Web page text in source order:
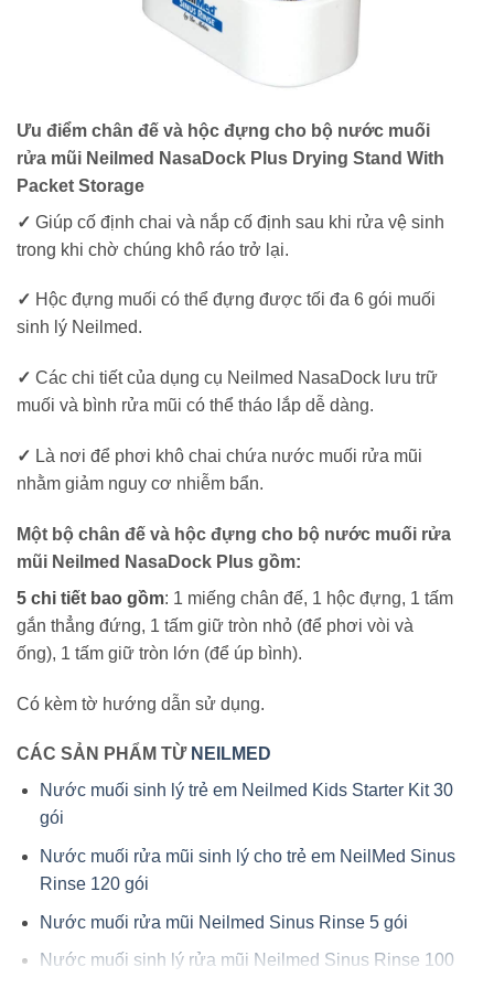
Ưu điểm chân đế và hộc đựng cho bộ nước muối
rửa mũi Neilmed NasaDock Plus Drying Stand With
Packet Storage
✓ Giúp cố định chai và nắp cố định sau khi rửa vệ sinh
trong khi chờ chúng khô ráo trở lại.
✓ Hộc đựng muối có thể đựng được tối đa 6 gói muối
sinh lý Neilmed.
✓ Các chi tiết của dụng cụ Neilmed NasaDock lưu trữ
muối và bình rửa mũi có thể tháo lắp dễ dàng.
✓ Là nơi để phơi khô chai chứa nước muối rửa mũi
nhằm giảm nguy cơ nhiễm bẩn.
Một bộ chân đế và hộc đựng cho bộ nước muối rửa
mũi Neilmed NasaDock Plus gồm:
5 chi tiết bao gồm: 1 miếng chân đế, 1 hộc đựng, 1 tấm
gắn thẳng đứng, 1 tấm giữ tròn nhỏ (để phơi vòi và
ống), 1 tấm giữ tròn lớn (để úp bình).
Có kèm tờ hướng dẫn sử dụng.
CÁC SẢN PHẨM TỪ NEILMED
Nước muối sinh lý trẻ em Neilmed Kids Starter Kit 30
gói
Nước muối rửa mũi sinh lý cho trẻ em NeilMed Sinus
Rinse 120 gói
Nước muối rửa mũi Neilmed Sinus Rinse 5 gói
Nước muối sinh lý rửa mũi Neilmed Sinus Rinse 100